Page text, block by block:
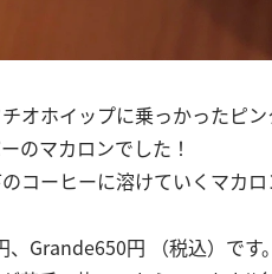
オホイップに乗っかったピ
のマカロンでした！
コーヒーに溶けていくマカ
Grande650円 （税込）です。